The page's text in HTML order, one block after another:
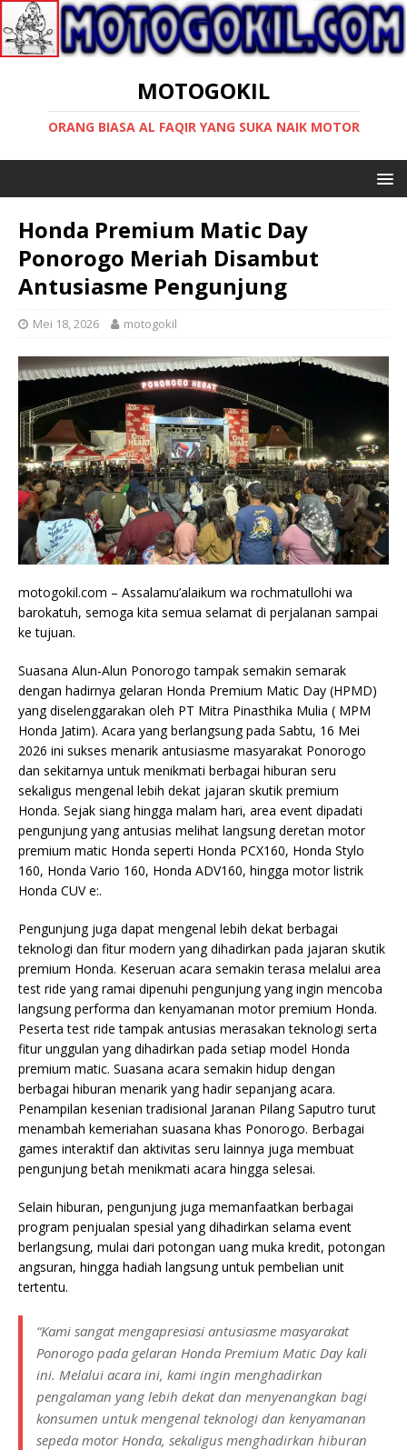
MOTOGOKIL
ORANG BIASA AL FAQIR YANG SUKA NAIK MOTOR
Honda Premium Matic Day
Ponorogo Meriah Disambut
Antusiasme Pengunjung
Mei 18, 2026 motogokil
motogokil.com – Assalamu’alaikum wa rochmatullohi wa
barokatuh, semoga kita semua selamat di perjalanan sampai
ke tujuan.
Suasana Alun-Alun Ponorogo tampak semakin semarak
dengan hadirnya gelaran Honda Premium Matic Day (HPMD)
yang diselenggarakan oleh PT Mitra Pinasthika Mulia ( MPM
Honda Jatim). Acara yang berlangsung pada Sabtu, 16 Mei
2026 ini sukses menarik antusiasme masyarakat Ponorogo
dan sekitarnya untuk menikmati berbagai hiburan seru
sekaligus mengenal lebih dekat jajaran skutik premium
Honda. Sejak siang hingga malam hari, area event dipadati
pengunjung yang antusias melihat langsung deretan motor
premium matic Honda seperti Honda PCX160, Honda Stylo
160, Honda Vario 160, Honda ADV160, hingga motor listrik
Honda CUV e:.
Pengunjung juga dapat mengenal lebih dekat berbagai
teknologi dan fitur modern yang dihadirkan pada jajaran skutik
premium Honda. Keseruan acara semakin terasa melalui area
test ride yang ramai dipenuhi pengunjung yang ingin mencoba
langsung performa dan kenyamanan motor premium Honda.
Peserta test ride tampak antusias merasakan teknologi serta
fitur unggulan yang dihadirkan pada setiap model Honda
premium matic. Suasana acara semakin hidup dengan
berbagai hiburan menarik yang hadir sepanjang acara.
Penampilan kesenian tradisional Jaranan Pilang Saputro turut
menambah kemeriahan suasana khas Ponorogo. Berbagai
games interaktif dan aktivitas seru lainnya juga membuat
pengunjung betah menikmati acara hingga selesai.
Selain hiburan, pengunjung juga memanfaatkan berbagai
program penjualan spesial yang dihadirkan selama event
berlangsung, mulai dari potongan uang muka kredit, potongan
angsuran, hingga hadiah langsung untuk pembelian unit
tertentu.
“Kami sangat mengapresiasi antusiasme masyarakat
Ponorogo pada gelaran Honda Premium Matic Day kali
ini. Melalui acara ini, kami ingin menghadirkan
pengalaman yang lebih dekat dan menyenangkan bagi
konsumen untuk mengenal teknologi dan kenyamanan
sepeda motor Honda, sekaligus menghadirkan hiburan